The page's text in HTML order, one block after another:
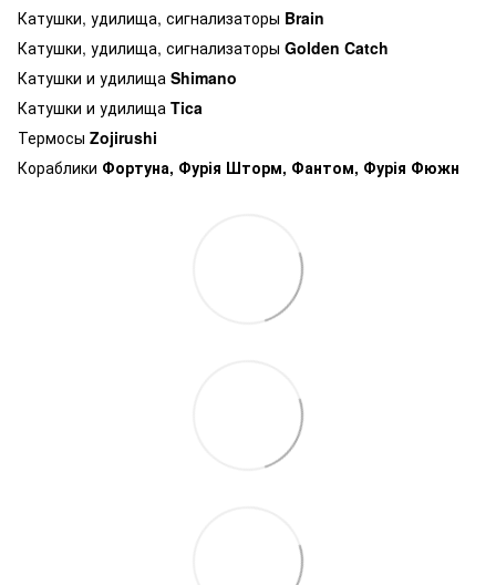
Катушки, удилища, сигнализаторы Brain
Катушки, удилища, сигнализаторы Golden Catch
Катушки и удилища Shimano
Катушки и удилища Tica
Термосы Zojirushi
Кораблики Фортуна, Фурія Шторм, Фантом, Фурія Фюжн